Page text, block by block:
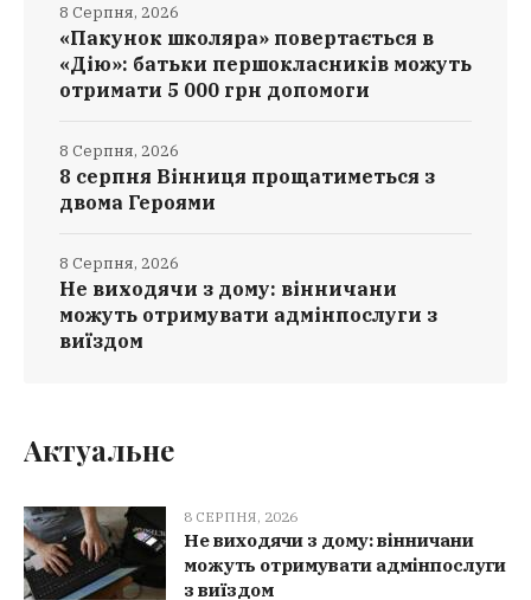
«Пакунок школяра» повертається в
«Дію»: батьки першокласників можуть
отримати 5 000 грн допомоги
8 Серпня, 2026
8 серпня Вінниця прощатиметься з
двома Героями
8 Серпня, 2026
Не виходячи з дому: вінничани
можуть отримувати адмінпослуги з
виїздом
8 Серпня, 2026
Актуальне
8 СЕРПНЯ, 2026
Не виходячи з дому: вінничани
можуть отримувати адмінпослуги
з виїздом